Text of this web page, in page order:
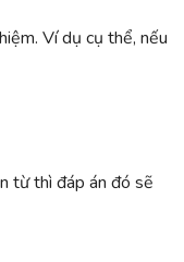
Ví dụ cụ thể, nếu
từ thì đáp án đó sẽ